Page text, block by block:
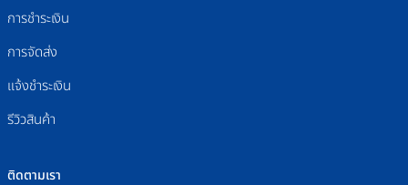
การชำระเงิน
การจัดส่ง
แจ้งชำระเงิน
รีวิวสินค้า
ติดตามเรา